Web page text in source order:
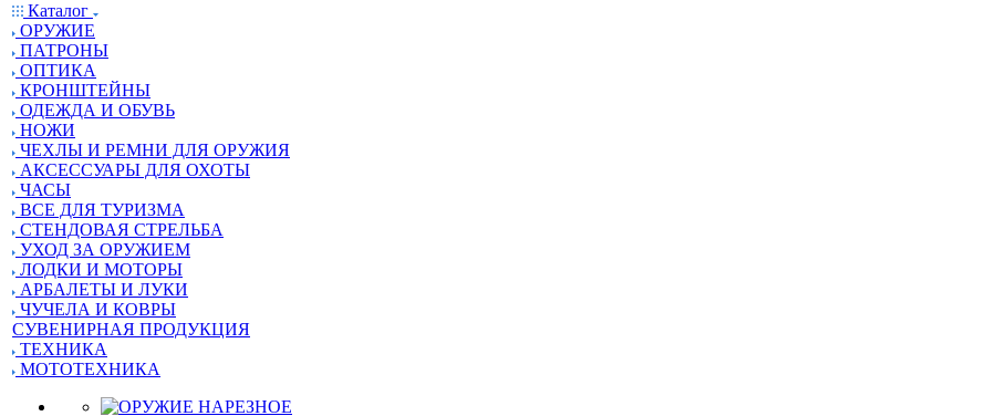
Каталог
ОРУЖИЕ
ПАТРОНЫ
ОПТИКА
КРОНШТЕЙНЫ
ОДЕЖДА И ОБУВЬ
НОЖИ
ЧЕХЛЫ И РЕМНИ ДЛЯ ОРУЖИЯ
АКСЕССУАРЫ ДЛЯ ОХОТЫ
ЧАСЫ
ВСЕ ДЛЯ ТУРИЗМА
СТЕНДОВАЯ СТРЕЛЬБА
УХОД ЗА ОРУЖИЕМ
ЛОДКИ И МОТОРЫ
АРБАЛЕТЫ И ЛУКИ
ЧУЧЕЛА И КОВРЫ
СУВЕНИРНАЯ ПРОДУКЦИЯ
ТЕХНИКА
МОТОТЕХНИКА